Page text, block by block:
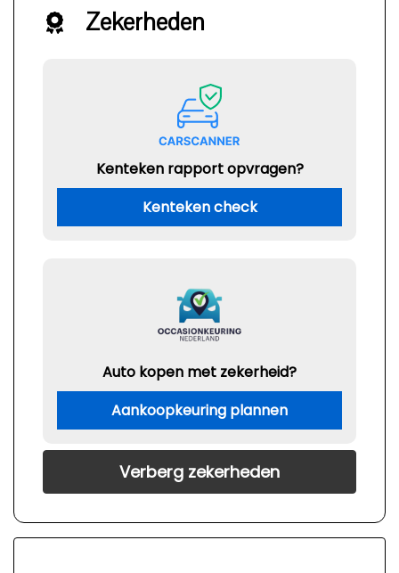
Zekerheden
Kenteken rapport opvragen?
Kenteken check
Auto kopen met zekerheid?
Aankoopkeuring plannen
Verberg zekerheden